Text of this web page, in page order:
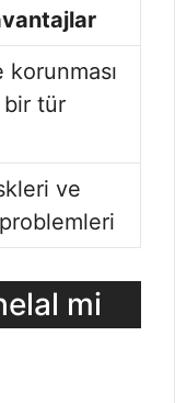
korunması
tür
ve
mi